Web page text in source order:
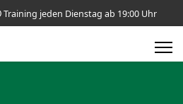
Training jeden Dienstag ab 19:00 Uhr